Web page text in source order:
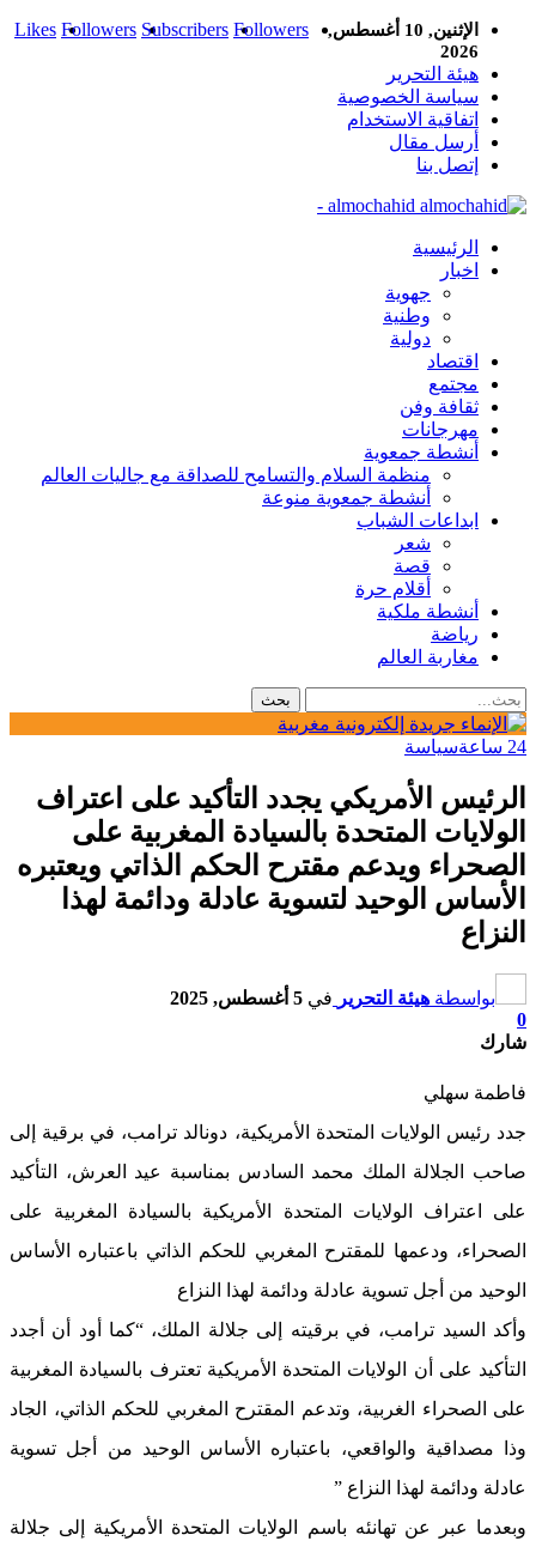
Likes Followers Subscribers Followers
الإثنين, 10 أغسطس,
2026
هيئة التحرير
سياسة الخصوصية
اتفاقية الاستخدام
أرسل مقال
إتصل بنا
almochahid -
الرئيسية
اخبار
جهوية
وطنية
دولية
اقتصاد
مجتمع
ثقافة وفن
مهرجانات
أنشطة جمعوية
منظمة السلام والتسامح للصداقة مع جاليات العالم
أنشطة جمعوية منوعة
ابداعات الشباب
شعر
قصة
أقلام حرة
أنشطة ملكية
رياضة
مغاربة العالم
24 ساعة سياسة
الرئيس الأمريكي يجدد التأكيد على اعتراف
الولايات المتحدة بالسيادة المغربية على
الصحراء ويدعم مقترح الحكم الذاتي ويعتبره
الأساس الوحيد لتسوية عادلة ودائمة لهذا
النزاع
بواسطة هيئة التحرير في 5 أغسطس, 2025
0
شارك
فاطمة سهلي
جدد رئيس الولايات المتحدة الأمريكية، دونالد ترامب، في برقية إلى
صاحب الجلالة الملك محمد السادس بمناسبة عيد العرش، التأكيد
على اعتراف الولايات المتحدة الأمريكية بالسيادة المغربية على
الصحراء، ودعمها للمقترح المغربي للحكم الذاتي باعتباره الأساس
الوحيد من أجل تسوية عادلة ودائمة لهذا النزاع
وأكد السيد ترامب، في برقيته إلى جلالة الملك، “كما أود أن أجدد
التأكيد على أن الولايات المتحدة الأمريكية تعترف بالسيادة المغربية
على الصحراء الغربية، وتدعم المقترح المغربي للحكم الذاتي، الجاد
وذا مصداقية والواقعي، باعتباره الأساس الوحيد من أجل تسوية
عادلة ودائمة لهذا النزاع ”
وبعدما عبر عن تهانئه باسم الولايات المتحدة الأمريكية إلى جلالة